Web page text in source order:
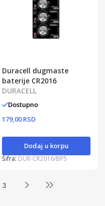
Duracell dugmaste
baterije CR2016
DURACELL
Dostupno
179,00 RSD
Dodaj u korpu
Šifra: DUR-CR2016/BP5
3